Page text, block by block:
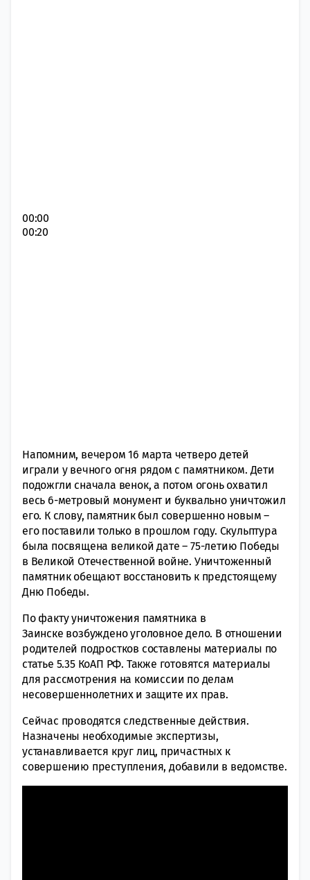
00:00
00:20
Напомним, вечером 16 марта четверо детей
играли у вечного огня рядом с памятником. Дети
подожгли сначала венок, а потом огонь охватил
весь 6-метровый монумент и буквально уничтожил
его. К слову, памятник был совершенно новым –
его поставили только в прошлом году. Скульптура
была посвящена великой дате – 75-летию Победы
в Великой Отечественной войне. Уничтоженный
памятник обещают восстановить к предстоящему
Дню Победы.
По факту уничтожения памятника в
Заинске возбуждено уголовное дело. В отношении
родителей подростков составлены материалы по
статье 5.35 КоАП РФ. Также готовятся материалы
для рассмотрения на комиссии по делам
несовершеннолетних и защите их прав.
Сейчас проводятся следственные действия.
Назначены необходимые экспертизы,
устанавливается круг лиц, причастных к
совершению преступления, добавили в ведомстве.